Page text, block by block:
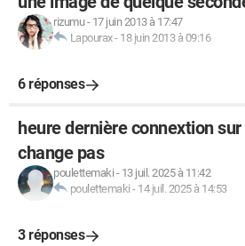
rizumu- 17 juin 2013 à 17:47
Lapourax- 18 juin 2013 à 09:16
6 réponses
heure dernière connextion
change pas
poulettemaki - 13 juil. 2025 à 11:42
poulettemaki - 14 juil. 2025 à 14:53
3 réponses